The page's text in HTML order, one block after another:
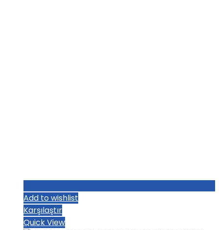
Add to wishlist
Karşılaştır
Quick View